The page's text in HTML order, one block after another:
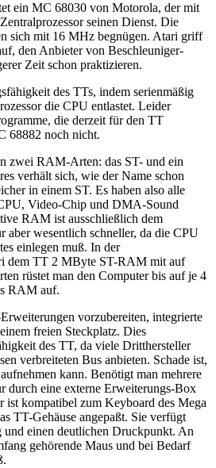
ein MC 68030 von Motorola, der mit
seinen Dienst. Die
sich mit 16 MHz begnügen. Atari griff
den Anbieter von Beschleuniger-
Zeit schon praktizieren.
des TTs, indem serienmäßig
die CPU entlastet. Leider
die derzeit für den TT
68882 noch nicht.
zwei RAM-Arten: das ST- und ein
verhält sich, wie der Name schon
in einem ST. Es haben also alle
Video-Chip und DMA-Sound
RAM ist ausschließlich dem
aber wesentlich schneller, da die CPU
einlegen muß. In der
dem TT 2 MByte ST-RAM mit auf
rüstet man den Computer bis auf je 4
RAM auf.
vorzubereiten, integrierte
freien Steckplatz. Dies
des TT, da viele Dritthersteller
verbreiteten Bus anbieten. Schade ist,
kann. Benötigt man mehrere
durch eine externe Erweiterungs-Box
ist kompatibel zum Keyboard des Mega
TT-Gehäuse angepaßt. Sie verfügt
und einen deutlichen Druckpunkt. An
gehörende Maus und bei Bedarf